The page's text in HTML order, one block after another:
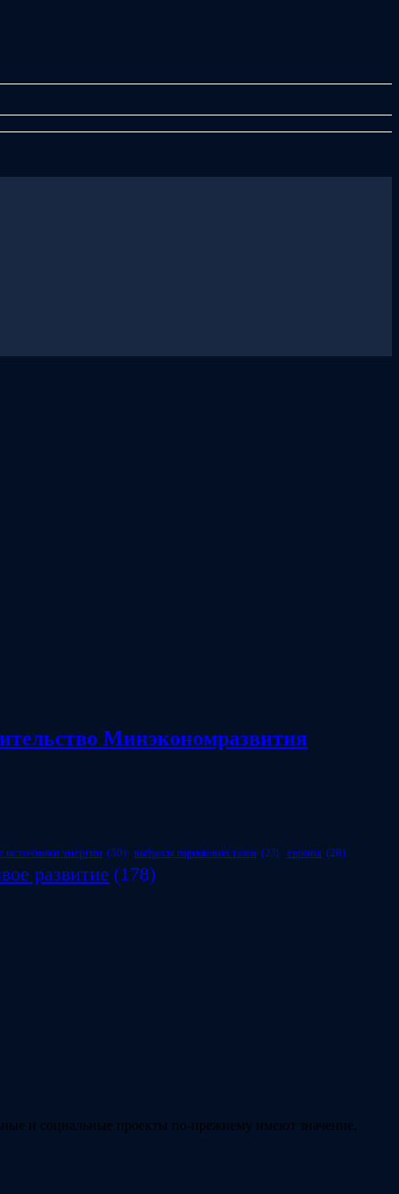
Минэкономразвития
источники энергии (30) выбросы парниковых газов (23) европа (28)
развитие (178)
и социальные проекты по-прежнему имеют значение,